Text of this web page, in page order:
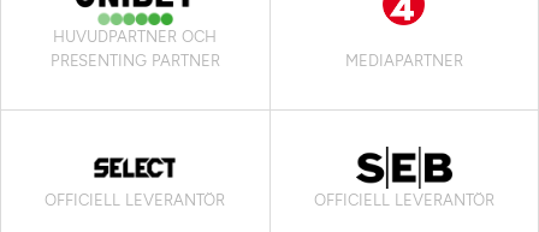
HUVUDPARTNER OCH
PRESENTING PARTNER
MEDIAPARTNER
OFFICIELL LEVERANTÖR OFFICIELL LEVERANTÖR